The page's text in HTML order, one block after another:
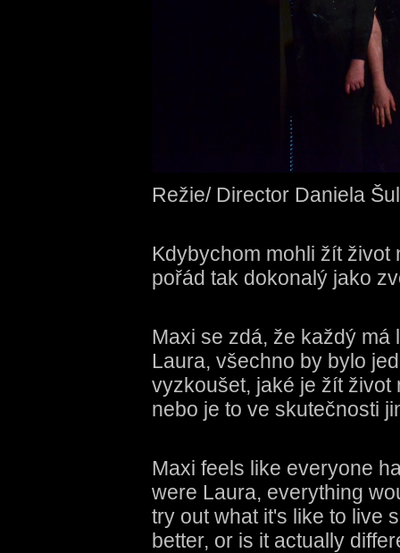
Režie/ Director Daniela
Kdybychom mohli žít
pořád tak dokonalý jako
Maxi se zdá, že každý
Laura, všechno by bylo
vyzkoušet, jaké je žít
nebo je to ve skutečnosti
Maxi feels like everyone
were Laura, everything
try out what it's like to live
better, or is it actually